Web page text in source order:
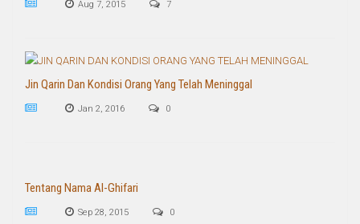
Aug 7, 2015 7
Jin Qarin Dan Kondisi Orang Yang Telah Meninggal
Jan 2, 2016 0
Tentang Nama Al-Ghifari
Sep 28, 2015 0